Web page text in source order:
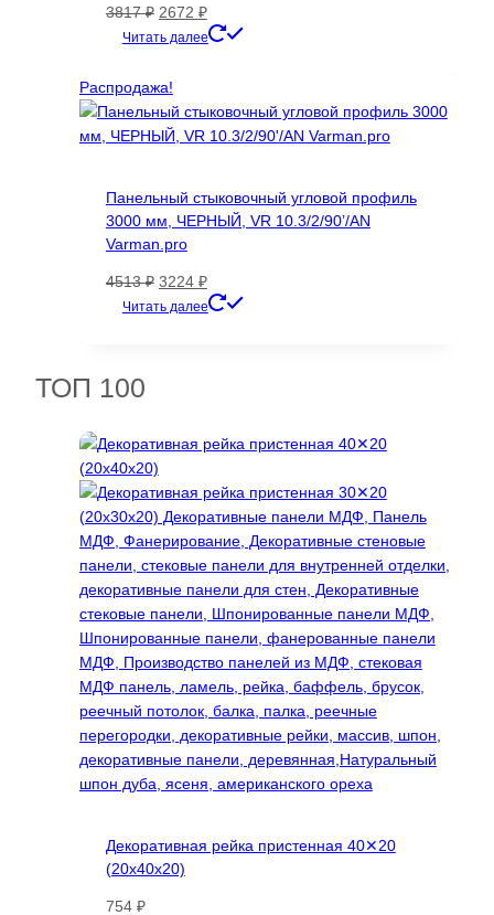
3817₽ Первоначальная
цена
3817 ₽.
2672 ₽Текущая
цена:
Читать далее
Распродажа!
Панельный стыковочный угловой профиль
3000 мм, ЧЕРНЫЙ, VR 10.3/2/90’/AN
Varman.pro
4513₽ Первоначальная
цена
3224 ₽Текущая
цена:
Читать далее
ТОП 100
Декоративная рейка пристенная 40✕20
(20х40х20)
754 ₽